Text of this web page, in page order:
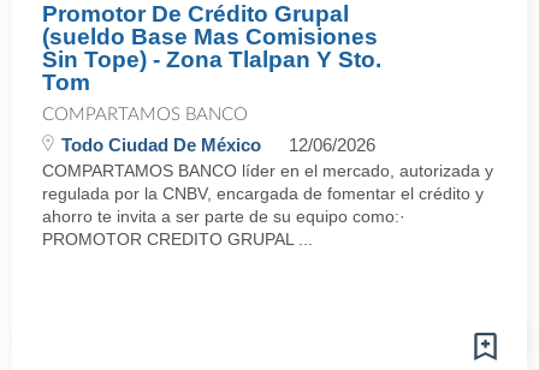
Promotor De Crédito Grupal
(sueldo Base Mas Comisiones
Sin Tope) - Zona Tlalpan Y Sto.
Tom
COMPARTAMOS BANCO
Todo Ciudad De México 12/06/2026
COMPARTAMOS BANCO líder en el mercado, autorizada y
regulada por la CNBV, encargada de fomentar el crédito y
ahorro te invita a ser parte de su equipo como:·
PROMOTOR CREDITO GRUPAL ...